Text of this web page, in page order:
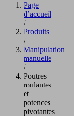
Page
d’accueil
/
Produits
/
Manipulation
manuelle
/
Poutres
roulantes
et
potences
pivotantes